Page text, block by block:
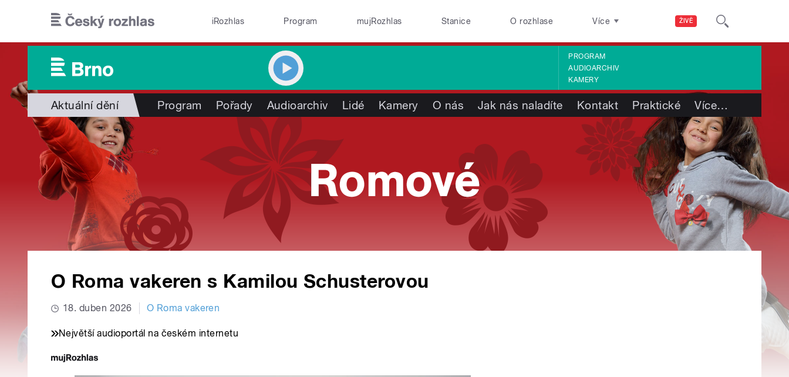
ŽIVĚ
iRozhlas Program mujRozhlas Stanice O rozhlase Více
PROGRAM
AUDIOARCHIV
KAMERY
Aktuální dění Program Pořady Audioarchiv Lidé Kamery O nás Jak nás naladíte Kontakt Praktické Více…
O Roma vakeren s Kamilou Schusterovou
18. duben 2026 O Roma vakeren
Největší audioportál na českém internetu